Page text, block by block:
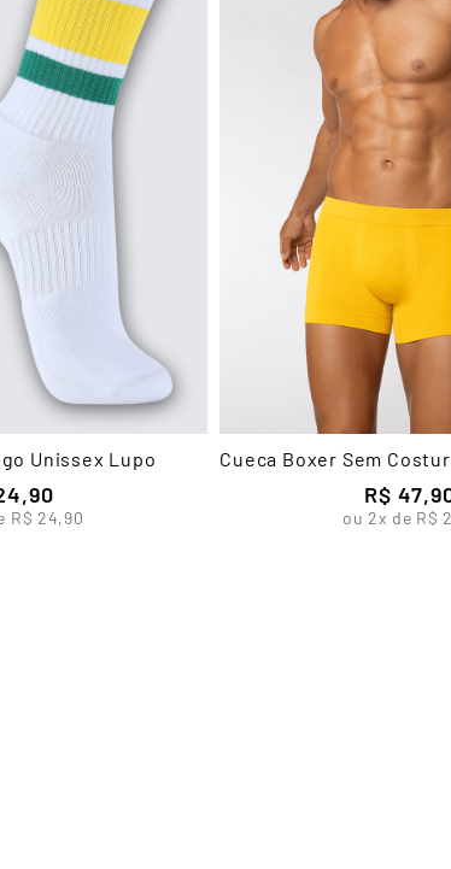
Unissex Lupo
,90
R$ 24,90
Cueca Boxer Sem
R$ 47,
ou2x de R$